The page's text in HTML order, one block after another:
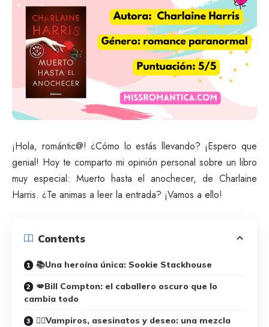
¡Hola, romántic@! ¿Cómo lo estás llevando? ¡Espero que
genial! Hoy te comparto mi opinión personal sobre un libro
muy especial: Muerto hasta el anochecer, de Charlaine
Harris. ¿Te animas a leer la entrada? ¡Vamos a ello!
Contents
📚Una heroína única: Sookie Stackhouse
💋Bill Compton: el caballero oscuro que lo
cambia todo
🧛‍♀️Vampiros, asesinatos y deseo: una mezcla